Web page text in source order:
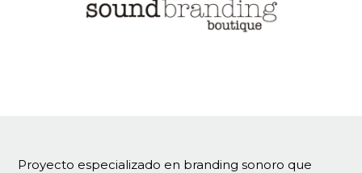
Proyecto especializado en branding sonoro que